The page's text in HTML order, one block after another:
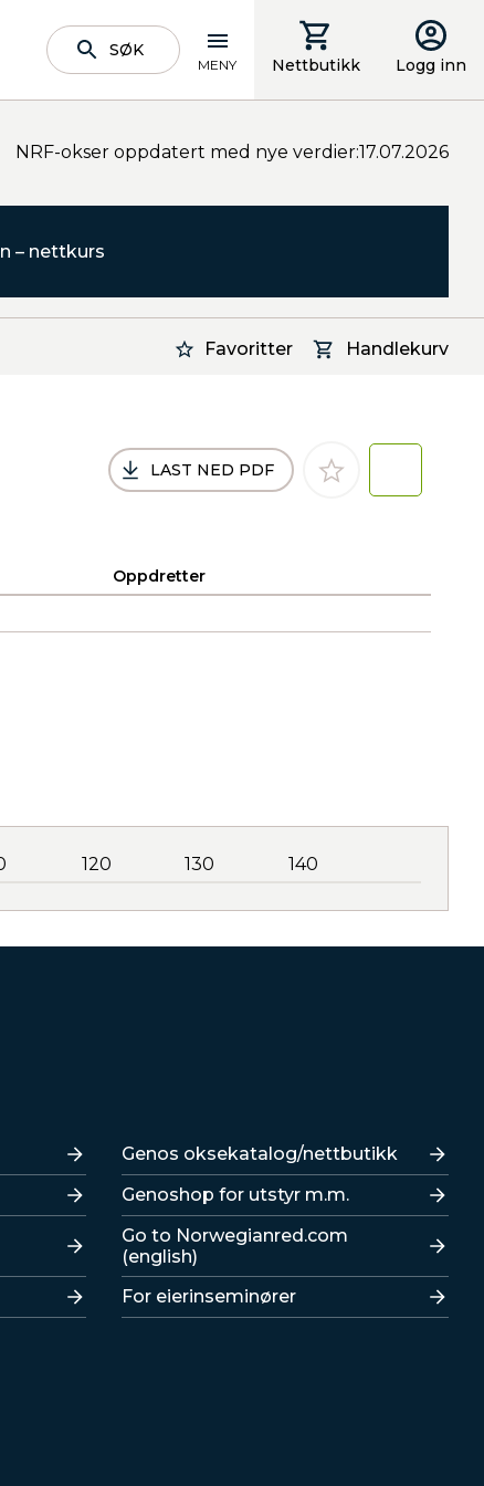
SØK
MENY Nettbutikk Logg inn
NRF-okser oppdatert med nye verdier:17.07.2026
– nettkurs
Favoritter Handlekurv
LAST NED PDF
Oppdretter
120 130 140
Lenker
Genos oksekatalog/nettbutikk
Genoshop for utstyr m.m.
Go to Norwegianred.com
(english)
For eierinseminører